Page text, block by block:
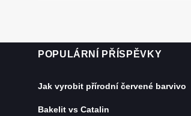
POPULÁRNÍ PŘÍSPĚVKY
Jak vyrobit přírodní červené barvivo
Bakelit vs Catalin